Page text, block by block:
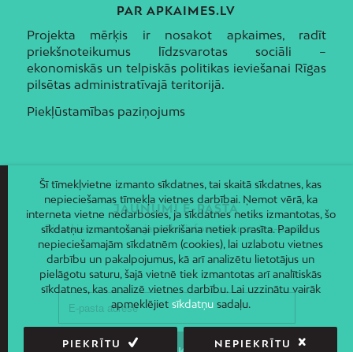
PAR APKAIMES.LV
Projekta mērķis ir nosakot apkaimes, radīt
priekšnoteikumus līdzsvarotas sociāli –
ekonomiskās un telpiskās politikas ieviešanai Rīgas
pilsētas administratīvajā teritorijā.
Piekļūstamības paziņojums
JAUNUMI E-PASTĀ
Piesakies un saņem jaunāko informāciju savā e-pastā!
Šī tīmekļvietne izmanto sīkdatnes, tai skaitā sīkdatnes, kas
nepieciešamas tīmekļa vietnes darbībai. Ņemot vērā, ka
interneta vietne nedarbosies, ja sīkdatnes netiks izmantotas, šo
sīkdatņu izmantošanai piekrišana netiek prasīta. Papildus
nepieciešamajām sīkdatnēm (cookies), lai uzlabotu vietnes
darbību un pakalpojumus, kā arī analizētu lietotājus un
pielāgotu saturu, šajā vietnē tiek izmantotas arī analītiskās
sīkdatnes, kas analizē vietnes darbību. Lai uzzinātu vairāk
apmeklējiet sīkdatņusadaļu.
PIEKRĪTU NEPIEKRĪTU